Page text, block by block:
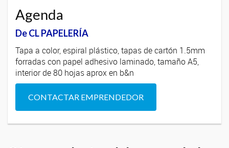
Agenda
De CL PAPELERÍA
Tapa a color, espiral plástico, tapas de cartón 1.5mm
forradas con papel adhesivo laminado, tamaño A5,
interior de 80 hojas aprox en b&n
CONTACTAR EMPRENDEDOR